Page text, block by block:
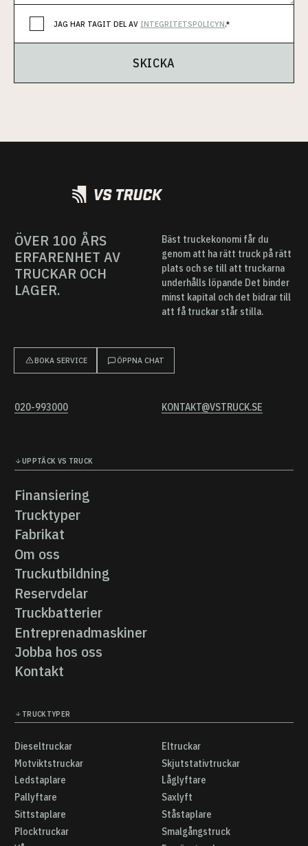
JAG HAR TAGIT DEL AV INTEGRITETSPOLICYN.*
SKICKA
ÖVER 100 ÅRS
ERFARENHET AV
TRUCKAR OCH
LAGER.
Bäst truckekonomi får du
genom att ha rätt truck på rätt
plats och se till att truckarna
underhålls löpande Det binder
minst kapital och det bidrar till
att få truckar står stilla.
BOKA SERVICE ÖPPNA CHAT
020-993000 KONTAKT@VSTRUCK.SE
UPPTÄCK VS TRUCK
Finansiering
Finansiering
Trucktyper
Trucktyper
Fabrikat
Fabrikat
Om oss
Om oss
Truckutbildning
Truckutbildning
Reservdelar
Reservdelar
Truckbatterier
Truckbatterier
Entreprenadmaskiner
Entreprenadmaskiner
Jobba hos oss
Jobba hos oss
Kontakt
TRUCKTYPER
Dieseltruckar
Dieseltruckar
Eltruckar
Eltruckar
Motviktstruckar
Motviktstruckar
Skjutstativtruckar
Skjutstativtruckar
Ledstaplare
Ledstaplare
Låglyftare
Låglyftare
Pallyftare
Pallyftare
Saxlyft
Saxlyft
Sittstaplare
Sittstaplare
Ståstaplare
Ståstaplare
Plocktruckar
Smalgångstruck